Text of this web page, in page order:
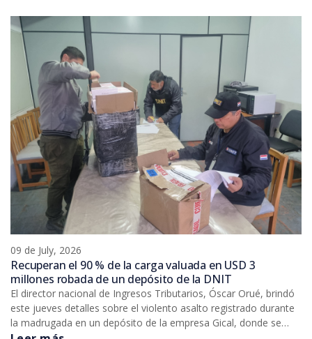
09 de July, 2026
Recuperan el 90 % de la carga valuada en USD 3
millones robada de un depósito de la DNIT
El director nacional de Ingresos Tributarios, Óscar Orué, brindó
este jueves detalles sobre el violento asalto registrado durante
la madrugada en un depósito de la empresa Gical, donde se